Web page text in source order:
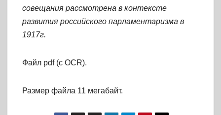
совещания рассмотрена в контексте
развития российского парламентаризма в
1917г.
Файл pdf (с OCR).
Размер файла 11 мегабайт.